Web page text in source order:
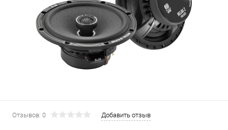
Отзывов: 0 Добавить отзыв